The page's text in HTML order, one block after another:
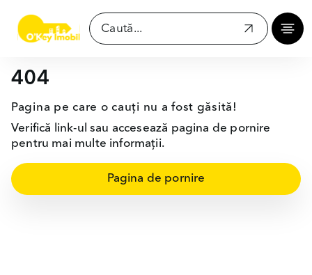
404
Pagina pe care o cauți nu a fost găsită!
Verifică link-ul sau accesează pagina de pornire
pentru mai multe informații.
Pagina de pornire